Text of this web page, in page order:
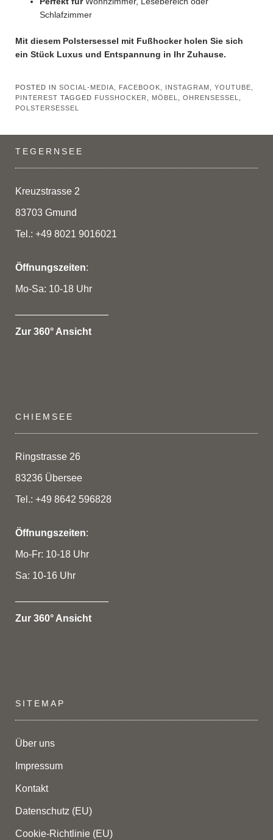
Schlafzimmer
Mit diesem Polstersessel mit Fußhocker holen Sie sich
ein Stück Luxus und Entspannung in Ihr Zuhause.
POSTED IN SOCIAL-MEDIA, FACEBOOK, INSTAGRAM, YOUTUBE,
PINTEREST TAGGED FUSSHOCKER MÖBEL OHRENSESSEL
POLSTERSESSEL
TEGERNSEE
Kreuzstrasse 2
83703 Gmund
Tel.: +49 8021 9016021
Öffnungszeiten:
Mo-Sa: 10-18 Uhr
Zur 360° Ansicht
CHIEMSEE
Ringstrasse 26
83236 Übersee
Tel.: +49 8642 596828
Öffnungszeiten:
Mo-Fr: 10-18 Uhr
Sa: 10-16 Uhr
Zur 360° Ansicht
SITEMAP
Über uns
Impressum
Kontakt
Datenschutz (EU)
Cookie-Richtlinie (EU)